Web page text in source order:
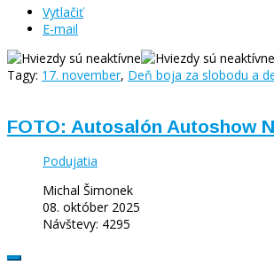
Vytlačiť
E-mail
Tagy: 17. november, Deň boja za slobodu a
FOTO: Autosalón Autoshow
Podujatia
Michal Šimonek
08. október 2025
Návštevy: 4295